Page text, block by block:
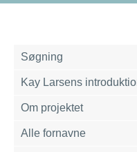
Søgning
Kay Larsens
Om projektet
Alle fornavne